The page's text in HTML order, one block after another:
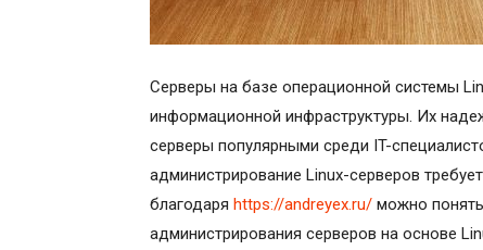
Серверы на базе операционной системы
информационной инфраструктуры. Их
серверы популярными среди IT-
администрирование Linux-серверов
благодаря https://andreyex.ru/ можно
администрирования серверов на основе